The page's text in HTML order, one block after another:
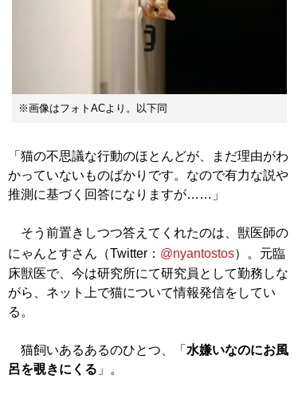
※画像はフォトACより。以下同
「猫の不思議な行動のほとんどが、まだ理由がわ
かっていないものばかりです。なので有力な説や
推測に基づく回答になりますが……」
そう前置きしつつ答えてくれたのは、獣医師の
にゃんとすさん（Twitter： @nyantostos）。元臨
床獣医で、今は研究所にて研究員として勤務しな
がら、ネット上で猫について情報発信をしてい
る。
猫飼いあるあるのひとつ、「 水嫌いなのにお風
呂を覗きにくる 」。